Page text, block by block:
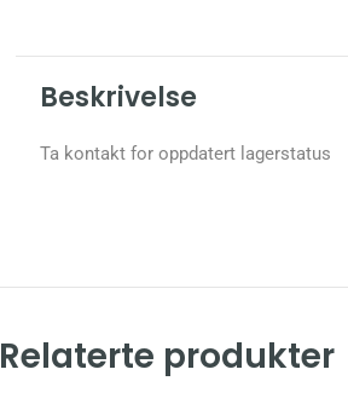
Beskrivelse
Ta kontakt for oppdatert lagerstatus
Relaterte produkter